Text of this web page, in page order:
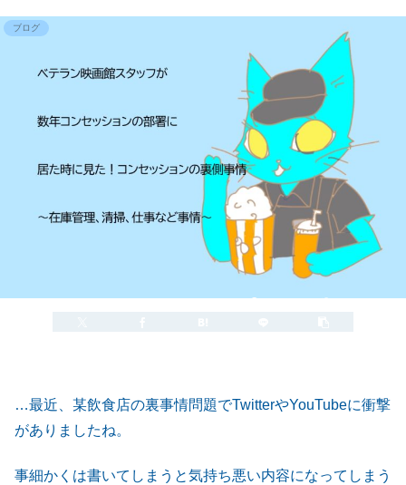
ブログ
2022.08.01 2022.10.25
…最近、某飲食店の裏事情問題でTwitterやYouTubeに衝撃
がありましたね。
事細かくは書いてしまうと気持ち悪い内容になってしまう